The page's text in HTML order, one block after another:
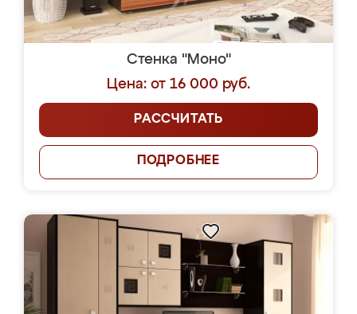
Стенка "Моно"
Цена: от 16 000 руб.
РАССЧИТАТЬ
ПОДРОБНЕЕ